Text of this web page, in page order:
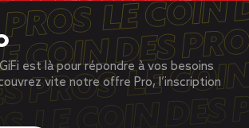
est là pour répondre à vos besoins
vite notre offre Pro, l’inscription